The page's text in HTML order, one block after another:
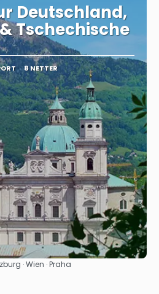
Deutschland,
Tschechische
8 NETTER
Se
· Wien · Praha